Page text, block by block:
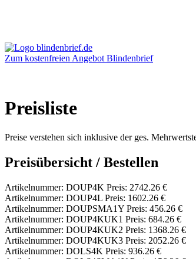
Zum kostenfreien Angebot Blindenbrief
Preisliste
Preise verstehen sich inklusive der ges.
Preisübersicht / Bestellen
Artikelnummer: DOUP4K Preis: 2742.26 €
Artikelnummer: DOUP4L Preis: 1602.26 €
Artikelnummer: DOUPSMA1Y Preis: 456.26 €
Artikelnummer: DOUP4KUK1 Preis: 684.26 €
Artikelnummer: DOUP4KUK2 Preis: 1368.26 €
Artikelnummer: DOUP4KUK3 Preis: 2052.26 €
Artikelnummer: DOLS4K Preis: 936.26 €